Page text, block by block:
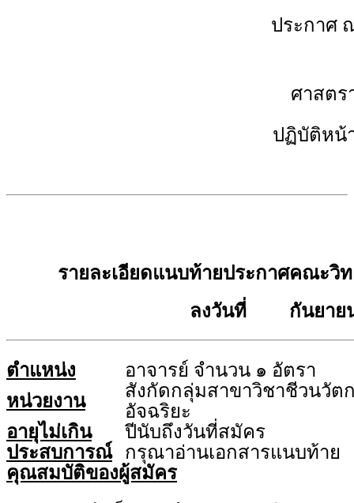
ประกา
ศาสตร
ปฏิบัติหน้
รายละเอียดแนบท้ายประกาศคณะวิ
ลงวันที่ กันยายน
ตำแหน่ง
อาจารย์ จำนวน ๑ อัตรา
หน่วยงาน
สังกัดกลุ่มสาขาวิชาชีวนวั
อัจฉริยะ
อายุไม่เกิน
ปีนับถึงวันที่สมัคร
ประสบการณ์
กรุณาอ่านเอกสารแนบท้าย
คุณสมบัติของผู้สมัคร